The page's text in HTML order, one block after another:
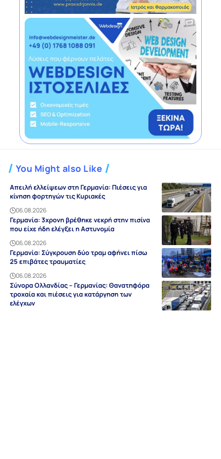
You Might also Like
Απειλή ελλείψεων στη Γερμανία: Πιέσεις για
κίνηση φορτηγών τις Κυριακές
06.08.2026
Γερμανία: 3χρονη βρέθηκε νεκρή στην πισίνα
που είχε ήδη ελέγξει η Αστυνομία
06.08.2026
Γερμανία: Σύγκρουση δύο τραμ αφήνει πίσω
25 επιβάτες τραυματίες
06.08.2026
Σύνορα Ολλανδίας – Γερμανίας: Θανατηφόρα
τροχαία και πιέσεις για κατάργηση των
ελέγχων